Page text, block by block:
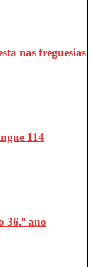
nas freguesias
114
36.º ano